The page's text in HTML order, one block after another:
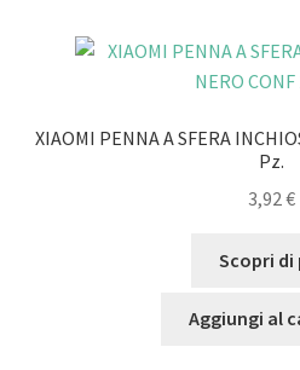
XIAOMI PENNA A SFERA
Pz.
3,92€
Scopri di
Aggiungi al